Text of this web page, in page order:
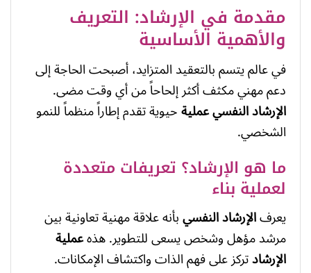
مقدمة في الإرشاد: التعريف
والأهمية الأساسية
في عالم يتسم بالتعقيد المتزايد، أصبحت الحاجة إلى
دعم مهني مكثف أكثر إلحاحاً من أي وقت مضى.
الإرشاد النفسي عمليةحيوية تقدم إطاراً منظماً للنمو
الشخصي.
ما هو الإرشاد؟ تعريفات متعددة
لعملية بناء
يعرفالإرشاد النفسيبأنه علاقة مهنية تعاونية بين
مرشد مؤهل وشخص يسعى للتطوير. هذهعملية
الإرشادتركز على فهم الذات واكتشاف الإمكانات.